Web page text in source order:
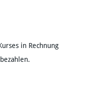
in Rechnung